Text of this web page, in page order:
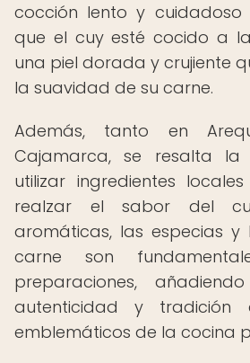
cocción lento y
que el cuy esté cocido a
una piel dorada y crujiente
la suavidad de su carne.
Además, tanto en
Cajamarca, se resalta la
utilizar ingredientes
realzar el sabor del
aromáticas, las especias
carne son
preparaciones,
autenticidad y tradición
emblemáticos de la cocina